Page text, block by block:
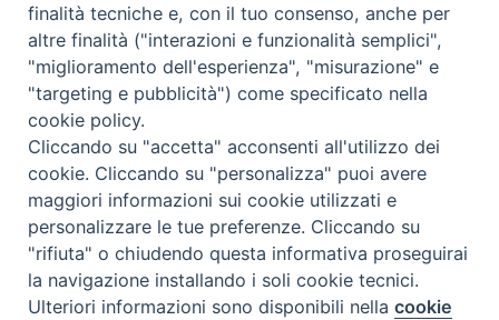
Copyright © 2019 - Tutti i diritti riservati - Vita
Trentina Editrice
Privacy Policy
Torna
Preferenze Cookie
finalità tecniche e, con il tuo consenso, anche per
altre finalità ("interazioni e funzionalità semplici",
"miglioramento dell'esperienza", "misurazione" e
"targeting e pubblicità") come specificato nella
cookie policy.
Cliccando su "accetta" acconsenti all'utilizzo dei
cookie. Cliccando su "personalizza" puoi avere
maggiori informazioni sui cookie utilizzati e
personalizzare le tue preferenze. Cliccando su
"rifiuta" o chiudendo questa informativa proseguirai
la navigazione installando i soli cookie tecnici.
Ulteriori informazioni sono disponibili nellacookie